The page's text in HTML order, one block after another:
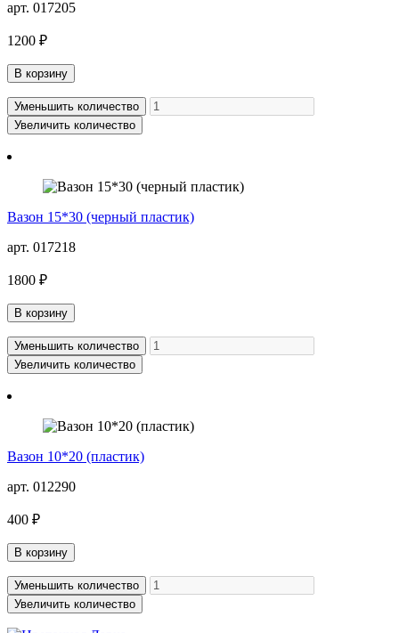
арт. 017205
1200 ₽
В корзину
Уменьшить количество
Увеличить количество
Вазон 15*30 (черный пластик)
арт. 017218
1800 ₽
В корзину
Уменьшить количество
Увеличить количество
Вазон 10*20 (пластик)
арт. 012290
400 ₽
В корзину
Уменьшить количество
Увеличить количество